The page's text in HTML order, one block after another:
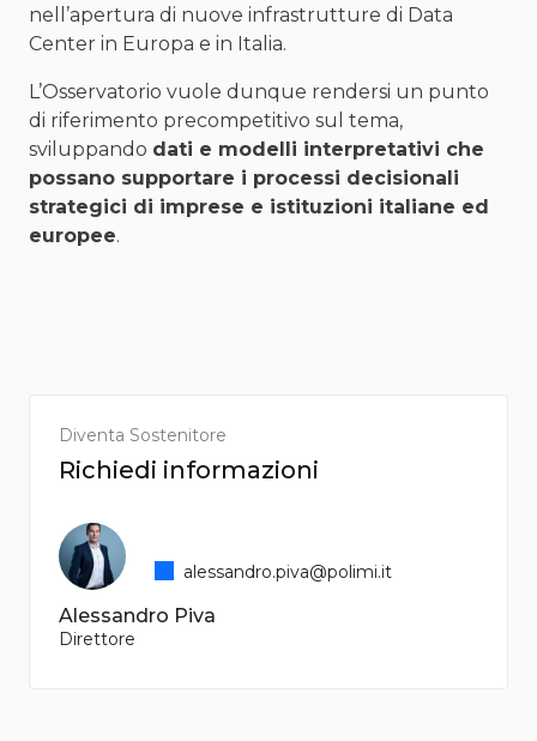
nell’apertura di nuove infrastrutture di Data
Center in Europa e in Italia.
L’Osservatorio vuole dunque rendersi un punto
di riferimento precompetitivo sul tema,
sviluppando dati e modelli interpretativi che
possano supportare i processi decisionali
strategici di imprese e istituzioni italiane ed
europee.
Diventa Sostenitore
Richiedi informazioni
Alessandro Piva
Direttore
alessandro.piva@polimi.it